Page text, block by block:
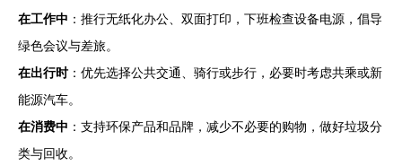
在工作中 ：推行无纸化办公、双面打印，下班检查设备电源，倡导
绿色会议与差旅。
在出行时：优先选择公共交通、骑行或步行，必要时考虑共乘或新
能源汽车。
在消费中 ：支持环保产品和品牌，减少不必要的购物，做好垃圾分
类与回收。